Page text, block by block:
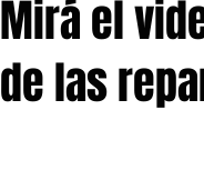
Mirá el
de las